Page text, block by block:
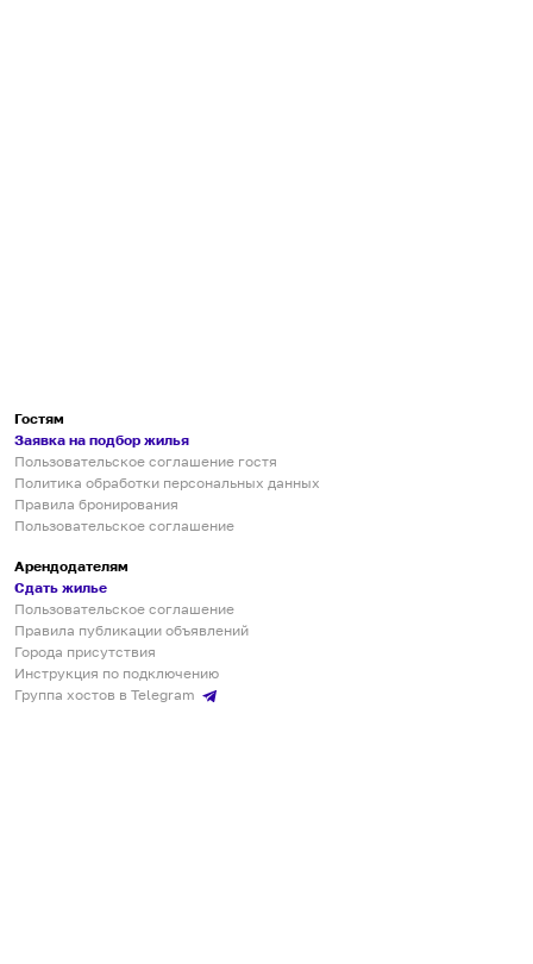
Гостям
Заявка на подбор жилья
Пользовательское соглашение гостя
Политика обработки персональных данных
Правила бронирования
Пользовательское соглашение
Арендодателям
Сдать жилье
Пользовательское соглашение
Правила публикации объявлений
Города присутствия
Инструкция по подключению
Группа хостов в Telegram